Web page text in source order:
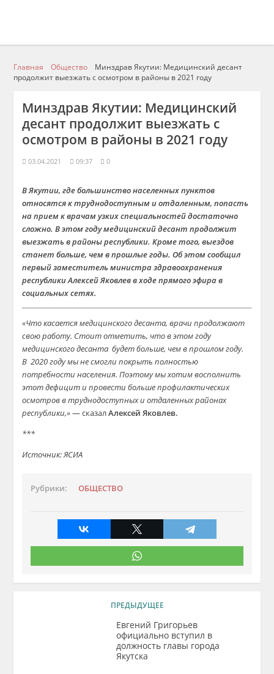
Главная Общество
Минздрав Якутии: Медицинский десант
продолжит выезжать c осмотром в районы в 2021 году
Минздрав Якутии: Медицинский
десант продолжит выезжать c
осмотром в районы в 2021 году
03.04.2021 09:37 0
В Якутии, где большинство населенных пунктов
относятся к труднодоступным и отдаленным, попасть
на прием к врачам узких специальностей достаточно
сложно. В этом году медицинский десант продолжит
выезжать в районы республики. Кроме того, выездов
станет больше, чем в прошлые годы. Об этом сообщил
первый заместитель министра здравоохранения
республики Алексей Яковлев в ходе прямого эфира в
социальных сетях.
«Что касается медицинского десанта, врачи продолжают
свою работу. Стоит отметить, что в этом году
медицинского десанта будет больше, чем в прошлом году.
В 2020 году мы не смогли покрыть полностью
потребности населения. Поэтому мы хотим восполнить
этот дефицит и провести больше профилактических
осмотров в труднодоступных и отдаленных районах
республики,»— сказалАлексей Яковлев.
***
Источник: ЯСИА
Рубрики: ОБЩЕСТВО
ПРЕДЫДУЩЕЕ
Евгений Григорьев
официально вступил в
должность главы города
Якутска